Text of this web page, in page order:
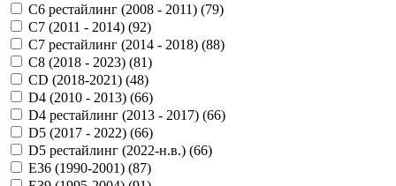
C6 рестайлинг (2008 - 2011) (79)
C7 (2011 - 2014) (92)
C7 рестайлинг (2014 - 2018) (88)
C8 (2018 - 2023) (81)
CD (2018-2021) (48)
D4 (2010 - 2013) (66)
D4 рестайлинг (2013 - 2017) (66)
D5 (2017 - 2022) (66)
D5 рестайлинг (2022-н.в.) (66)
E36 (1990-2001) (87)